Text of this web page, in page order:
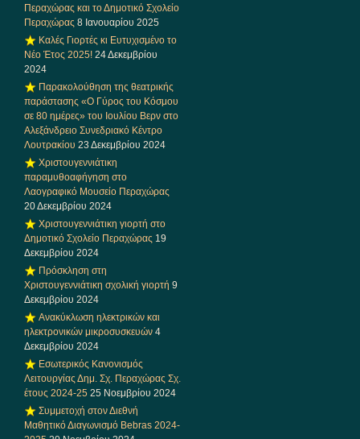
Περαχώρας και το Δημοτικό Σχολείο
Περαχώρας 8 Ιανουαρίου 2025
Καλές Γιορτές κι Ευτυχισμένο το
Νέο Έτος 2025! 24 Δεκεμβρίου
2024
Παρακολούθηση της θεατρικής
παράστασης «Ο Γύρος του Κόσμου
σε 80 ημέρες» του Ιουλίου Βερν στο
Αλεξάνδρειο Συνεδριακό Κέντρο
Λουτρακίου 23 Δεκεμβρίου 2024
Χριστουγεννιάτικη
παραμυθοαφήγηση στο
Λαογραφικό Μουσείο Περαχώρας
20 Δεκεμβρίου 2024
Χριστουγεννιάτικη γιορτή στο
Δημοτικό Σχολείο Περαχώρας 19
Δεκεμβρίου 2024
Πρόσκληση στη
Χριστουγεννιάτικη σχολική γιορτή 9
Δεκεμβρίου 2024
Ανακύκλωση ηλεκτρικών και
ηλεκτρονικών μικροσυσκευών 4
Δεκεμβρίου 2024
Εσωτερικός Κανονισμός
Λειτουργίας Δημ. Σχ. Περαχώρας Σχ.
έτους 2024-25 25 Νοεμβρίου 2024
Συμμετοχή στον Διεθνή
Μαθητικό Διαγωνισμό Bebras 2024-